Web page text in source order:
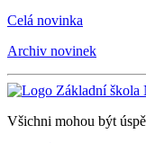
Celá novinka
Archiv novinek
Všichni mohou být